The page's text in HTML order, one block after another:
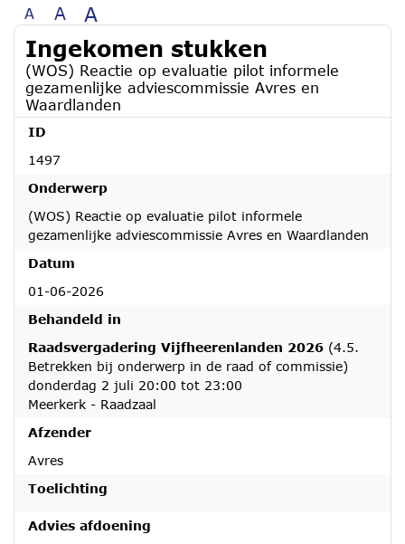
A A A
Ingekomen stukken
(WOS) Reactie op evaluatie pilot informele
gezamenlijke adviescommissie Avres en
Waardlanden
ID
1497
Onderwerp
(WOS) Reactie op evaluatie pilot informele
gezamenlijke adviescommissie Avres en Waardlanden
Datum
01-06-2026
Behandeld in
Raadsvergadering Vijfheerenlanden 2026 (4.5.
Betrekken bij onderwerp in de raad of commissie)
donderdag 2 juli 20:00 tot 23:00
Meerkerk - Raadzaal
Afzender
Avres
Toelichting
Advies afdoening